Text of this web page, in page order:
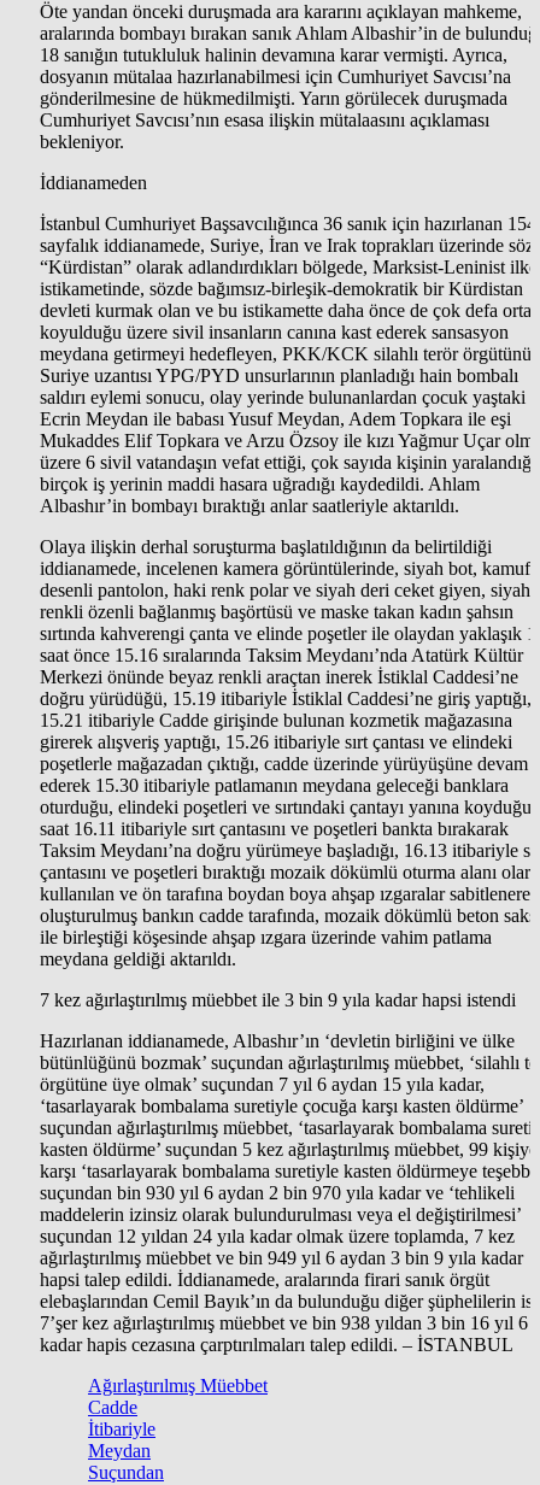
Öte yandan önceki duruşmada ara kararını açıklayan mahkeme,
aralarında bombayı bırakan sanık Ahlam Albashir’in de
18 sanığın tutukluluk halinin devamına karar vermişti. Ayrıca,
dosyanın mütalaa hazırlanabilmesi için Cumhuriyet Savcısı’na
gönderilmesine de hükmedilmişti. Yarın görülecek duruşmada
Cumhuriyet Savcısı’nın esasa ilişkin mütalaasını açıklaması
bekleniyor.
İddianameden
İstanbul Cumhuriyet Başsavcılığınca 36 sanık için hazırlanan 154
sayfalık iddianamede, Suriye, İran ve Irak toprakları üzerinde
“Kürdistan” olarak adlandırdıkları bölgede, Marksist-Leninist
istikametinde, sözde bağımsız-birleşik-demokratik bir Kürdistan
devleti kurmak olan ve bu istikamette daha önce de çok defa
koyulduğu üzere sivil insanların canına kast ederek sansasyon
meydana getirmeyi hedefleyen, PKK/KCK silahlı terör örgütünün
Suriye uzantısı YPG/PYD unsurlarının planladığı hain bombalı
saldırı eylemi sonucu, olay yerinde bulunanlardan çocuk yaştaki
Ecrin Meydan ile babası Yusuf Meydan, Adem Topkara ile eşi
Mukaddes Elif Topkara ve Arzu Özsoy ile kızı Yağmur Uçar
üzere 6 sivil vatandaşın vefat ettiği, çok sayıda kişinin
birçok iş yerinin maddi hasara uğradığı kaydedildi. Ahlam
Albashır’in bombayı bıraktığı anlar saatleriyle aktarıldı.
Olaya ilişkin derhal soruşturma başlatıldığının da belirtildiği
iddianamede, incelenen kamera görüntülerinde, siyah bot,
desenli pantolon, haki renk polar ve siyah deri ceket giyen, siyah
renkli özenli bağlanmış başörtüsü ve maske takan kadın şahsın
sırtında kahverengi çanta ve elinde poşetler ile olaydan yaklaşık 1
saat önce 15.16 sıralarında Taksim Meydanı’nda Atatürk Kültür
Merkezi önünde beyaz renkli araçtan inerek İstiklal Caddesi’ne
doğru yürüdüğü, 15.19 itibariyle İstiklal Caddesi’ne giriş yaptığı,
15.21 itibariyle Cadde girişinde bulunan kozmetik mağazasına
girerek alışveriş yaptığı, 15.26 itibariyle sırt çantası ve elindeki
poşetlerle mağazadan çıktığı, cadde üzerinde yürüyüşüne devam
ederek 15.30 itibariyle patlamanın meydana geleceği banklara
oturduğu, elindeki poşetleri ve sırtındaki çantayı yanına koyduğu,
saat 16.11 itibariyle sırt çantasını ve poşetleri bankta bırakarak
Taksim Meydanı’na doğru yürümeye başladığı, 16.13 itibariyle
çantasını ve poşetleri bıraktığı mozaik dökümlü oturma alanı
kullanılan ve ön tarafına boydan boya ahşap ızgaralar sabitlenerek
oluşturulmuş bankın cadde tarafında, mozaik dökümlü beton saksı
ile birleştiği köşesinde ahşap ızgara üzerinde vahim patlama
meydana geldiği aktarıldı.
7 kez ağırlaştırılmış müebbet ile 3 bin 9 yıla kadar hapsi istendi
Hazırlanan iddianamede, Albashır’ın ‘devletin birliğini ve ülke
bütünlüğünü bozmak’ suçundan ağırlaştırılmış müebbet, ‘silahlı
örgütüne üye olmak’ suçundan 7 yıl 6 aydan 15 yıla kadar,
‘tasarlayarak bombalama suretiyle çocuğa karşı kasten öldürme’
suçundan ağırlaştırılmış müebbet, ‘tasarlayarak bombalama
kasten öldürme’ suçundan 5 kez ağırlaştırılmış müebbet, 99 kişiye
karşı ‘tasarlayarak bombalama suretiyle kasten öldürmeye
suçundan bin 930 yıl 6 aydan 2 bin 970 yıla kadar ve ‘tehlikeli
maddelerin izinsiz olarak bulundurulması veya el değiştirilmesi’
suçundan 12 yıldan 24 yıla kadar olmak üzere toplamda, 7 kez
ağırlaştırılmış müebbet ve bin 949 yıl 6 aydan 3 bin 9 yıla kadar
hapsi talep edildi. İddianamede, aralarında firari sanık örgüt
elebaşlarından Cemil Bayık’ın da bulunduğu diğer şüphelilerin ise
7’şer kez ağırlaştırılmış müebbet ve bin 938 yıldan 3 bin 16 yıl 6
kadar hapis cezasına çarptırılmaları talep edildi. – İSTANBUL
Ağırlaştırılmış Müebbet
Cadde
İtibariyle
Meydan
Suçundan